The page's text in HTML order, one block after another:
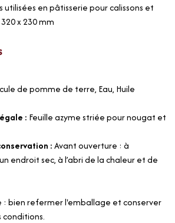
utilisées en pâtisserie pour calissons et
x 230 mm
de pomme de terre, Eau, Huile
: Feuille azyme striée pour nougat et
:Avant ouverture : à
endroit sec, à l’abri de la chaleur et de
: bien refermer l'emballage et conserver
conditions.